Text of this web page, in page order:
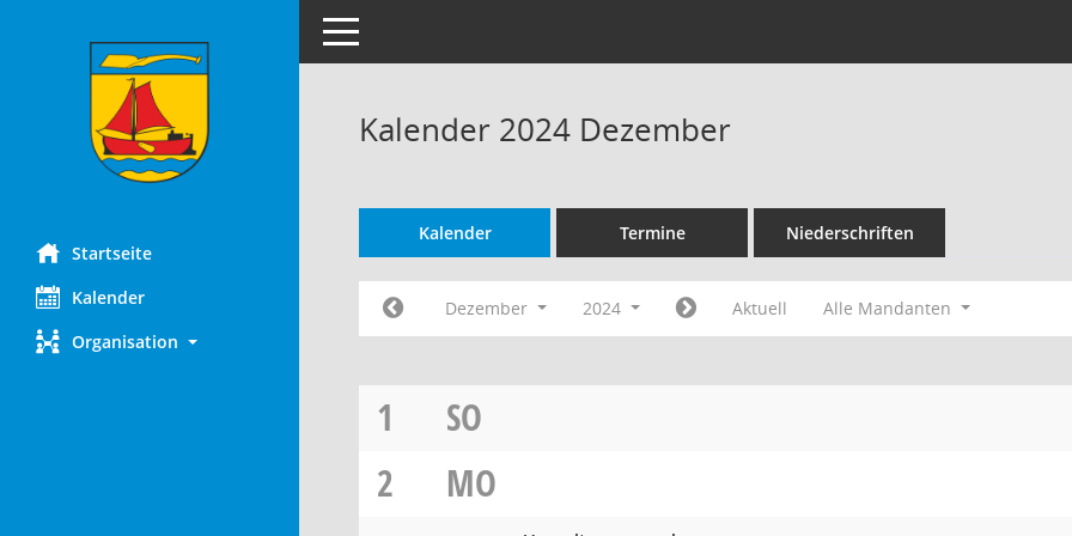
Startseite
Kalender
Organisation
Toggle navigation
Kalender 2024 Dezember
Kalender Termine Niederschriften
Dezember 2024 Aktuell Alle Mandanten
1
SO
2
MO